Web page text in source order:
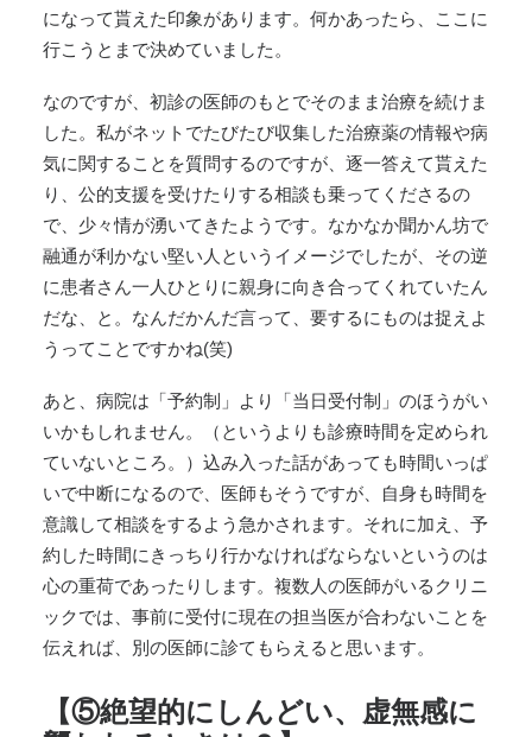
になって貰えた印象があります。何かあったら、ここに
行こうとまで決めていました。
なのですが、初診の医師のもとでそのまま治療を続けま
した。私がネットでたびたび収集した治療薬の情報や病
気に関することを質問するのですが、逐一答えて貰えた
り、公的支援を受けたりする相談も乗ってくださるの
で、少々情が湧いてきたようです。なかなか聞かん坊で
融通が利かない堅い人というイメージでしたが、その逆
に患者さん一人ひとりに親身に向き合ってくれていたん
だな、と。なんだかんだ言って、要するにものは捉えよ
うってことですかね(笑)
あと、病院は「予約制」より「当日受付制」のほうがい
いかもしれません。（というよりも診療時間を定められ
ていないところ。）込み入った話があっても時間いっぱ
いで中断になるので、医師もそうですが、自身も時間を
意識して相談をするよう急かされます。それに加え、予
約した時間にきっちり行かなければならないというのは
心の重荷であったりします。複数人の医師がいるクリニ
ックでは、事前に受付に現在の担当医が合わないことを
伝えれば、別の医師に診てもらえると思います。
【⑤絶望的にしんどい、虚無感に